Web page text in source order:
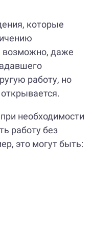
которые
возможно, даже
работу, но
необходимости
работу без
это могут быть: